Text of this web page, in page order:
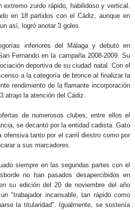
zurdo rápido, habilidoso y vertical.
en 18 partidos con el Cádiz, aunque en
así, logró anotar 3 goles.
inferiores del Málaga y debutó en
Fernando en la campaña 2008-2009. Su
deportiva de su ciudad natal. Con el
a la categoría de bronce al finalizar la
rendimiento de la flamante incorporación
atrajo la atención del Cádiz.
de numerosos clubes, entre ellos el
se decantó por la entidad cadista. Gato
ofensiva tanto por el carril diestro como por
a sus marcadores.
siempre en las segundas partes con el
no han pasados desapercibidos en
su edición del 20 de noviembre del año
"trabajador incansable, tan rápido como
la titularidad". Igualmente, se sostenía